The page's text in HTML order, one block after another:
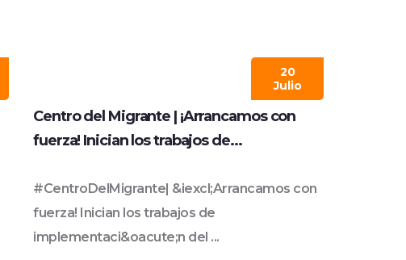
20
Julio
Centro del Migrante | ¡Arrancamos con
fuerza! Inician los trabajos de...
#CentroDelMigrante| &iexcl;Arrancamos con
fuerza! Inician los trabajos de
implementaci&oacute;n del ...